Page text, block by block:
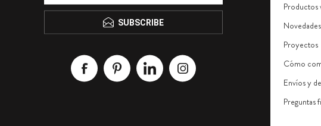
SUBSCRIBE
Productos
Novedades
Proyectos
Cómo
Envíos y
Preguntas